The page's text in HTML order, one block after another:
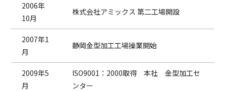
2006年
10月
株式会社アミックス 第二工場開設
2007年1
月
静岡金型加工工場操業開始
2009年5
月
ISO9001：2000取得 本社 金型加工セ
ンター